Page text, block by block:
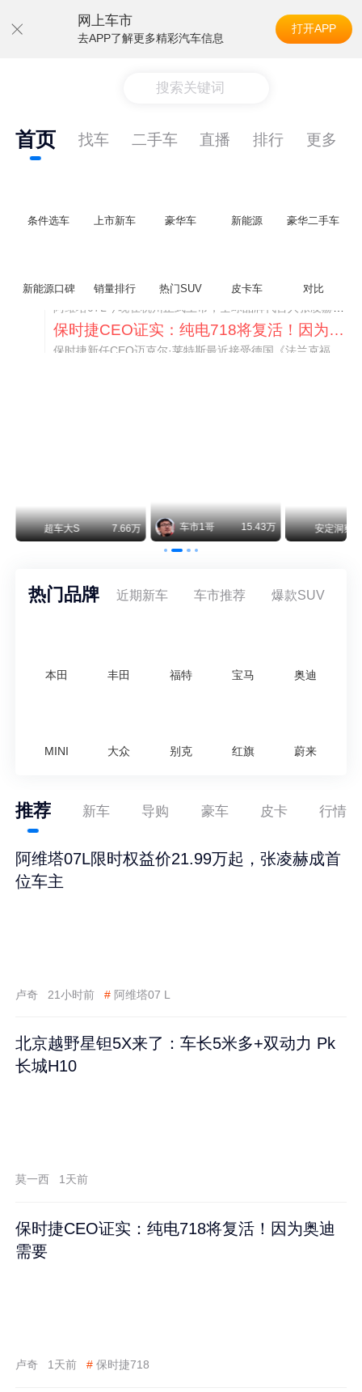
网上车市
去APP了解更多精彩汽车信息
打开APP
搜索关键词
首页 找车 二手车 直播 排行 更多
条件选车 上市新车 豪华车 新能源 豪华二手车
新能源口碑 销量排行 热门SUV 皮卡车 对比
超车大S 7.66万 车市1哥 15.43万 安定洞察
热门品牌 近期新车 车市推荐 爆款SUV
本田 丰田 福特 宝马 奥迪
MINI 大众 别克 红旗 蔚来
推荐 新车 导购 豪车 皮卡 行情
阿维塔07L限时权益价21.99万起，张凌赫成首
位车主
卢奇 21小时前 # 阿维塔07 L
北京越野星钽5X来了：车长5米多+双动力 Pk
长城H10
莫一西 1天前
保时捷CEO证实：纯电718将复活！因为奥迪
需要
卢奇 1天前 # 保时捷718